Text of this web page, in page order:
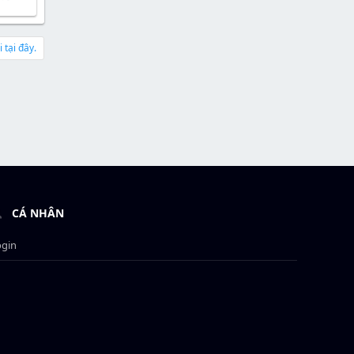
tại đây.
CÁ NHÂN